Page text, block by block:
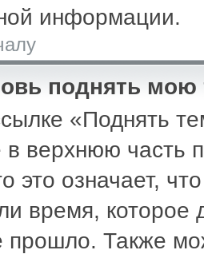
информации.
поднять мою
«Поднять
в верхнюю часть
это означает,
время, которое
Также